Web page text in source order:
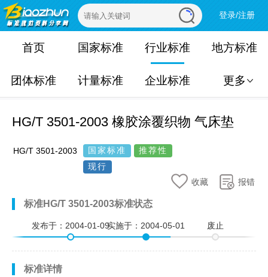
登录/注册
首页 国家标准 行业标准 地方标准
团体标准 计量标准 企业标准 更多
HG/T 3501-2003 橡胶涂覆织物 气床垫
HG/T 3501-2003 国家标准
推荐性
现行
收藏 报错
标准HG/T 3501-2003标准状态
发布于： 2004-01-09实施于：2004-05-01 废止
标准详情